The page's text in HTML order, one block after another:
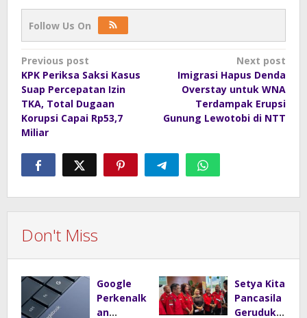
Follow Us On
Post
navigation
Previous post
KPK Periksa Saksi Kasus
Suap Percepatan Izin
TKA, Total Dugaan
Korupsi Capai Rp53,7
Miliar
Next post
Imigrasi Hapus Denda
Overstay untuk WNA
Terdampak Erupsi
Gunung Lewotobi di NTT
Don't Miss
Google
Perkenalk
an
Setya Kita
Pancasila
Geruduk